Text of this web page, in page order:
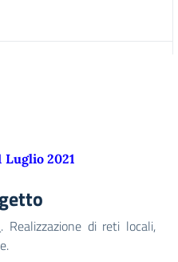
Luglio 2021
. Realizzazione di reti locali,